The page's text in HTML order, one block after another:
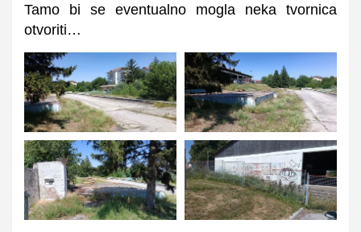
Tamo bi se eventualno mogla neka tvornica
otvoriti…